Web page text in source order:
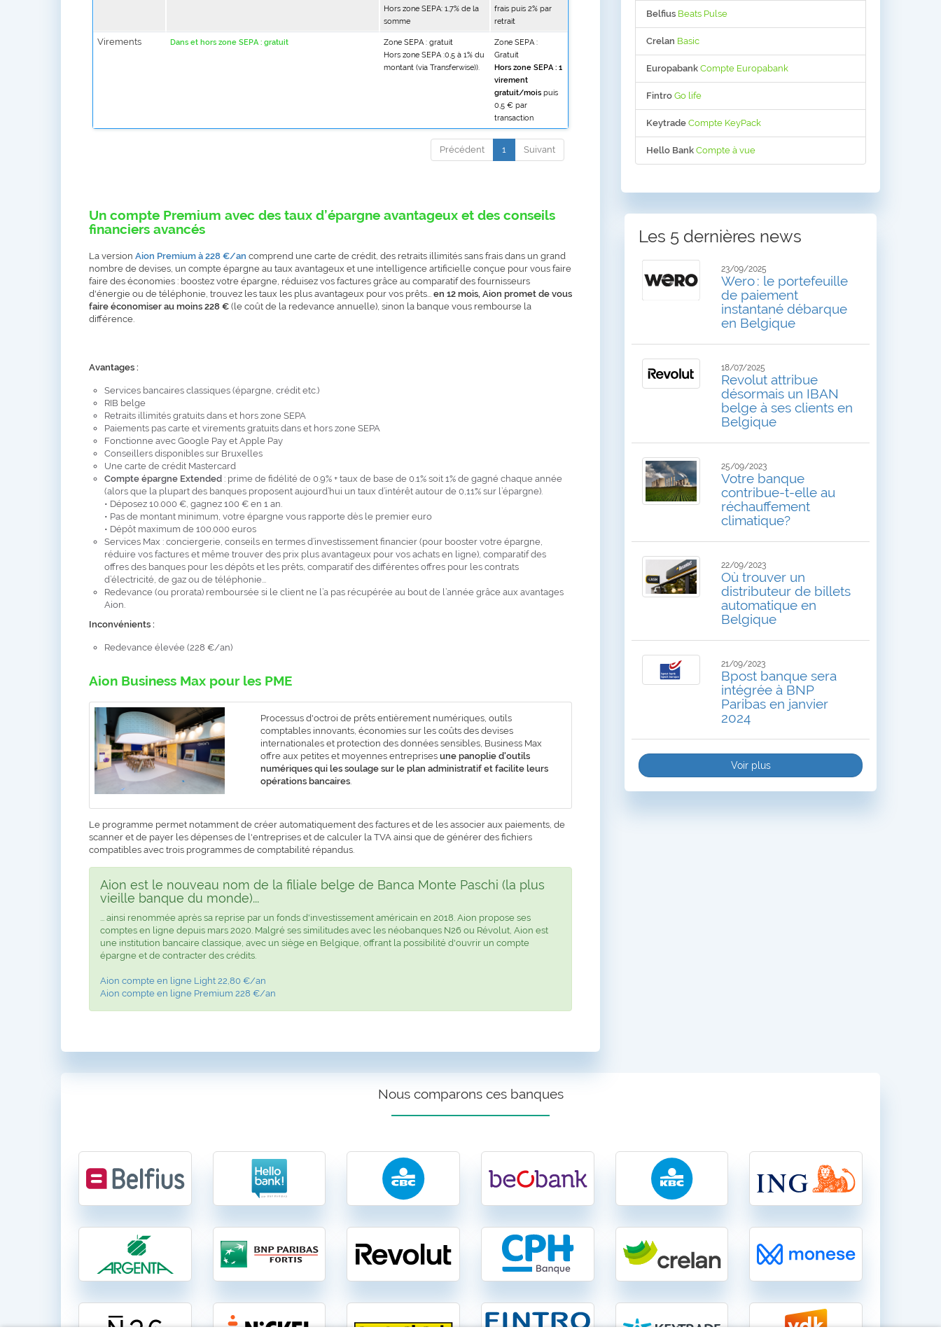
Hors zone SEPA: 1,7% de la
somme
frais puis 2% par
retrait
Virements Dans et hors zone SEPA : gratuit
Zone SEPA : gratuit
Hors zone SEPA :0,5 à 1% du
montant (via Transferwise)).
Zone SEPA :
Gratuit
Hors zone SEPA : 1
virement
gratuit/mois puis
0,5 € par
transaction
Précédent 1 Suivant
Un compte Premium avec des taux d’épargne avantageux et des conseils
financiers avancés
La version Aion Premium à 228 €/an comprend une carte de crédit, des retraits illimités sans frais dans un grand
nombre de devises, un compte épargne au taux avantageux et une intelligence artificielle conçue pour vous faire
faire des économies : boostez votre épargne, réduisez vos factures grâce au comparatif des fournisseurs
d'énergie ou de téléphonie, trouvez les taux les plus avantageux pour vos prêts... en 12 mois, Aion promet de vous
faire économiser au moins 228 € (le coût de la redevance annuelle), sinon la banque vous rembourse la
différence.
Avantages :
Services bancaires classiques (épargne, crédit etc.)
RIB belge
Retraits illimités gratuits dans et hors zone SEPA
Paiements pas carte et virements gratuits dans et hors zone SEPA
Fonctionne avec Google Pay et Apple Pay
Conseillers disponibles sur Bruxelles
Une carte de crédit Mastercard
Compte épargne Extended : prime de fidélité de 0.9% + taux de base de 0.1% soit 1% de gagné chaque année
(alors que la plupart des banques proposent aujourd’hui un taux d’intérêt autour de 0,11% sur l’épargne).
• Déposez 10.000 €, gagnez 100 € en 1 an.
• Pas de montant minimum, votre épargne vous rapporte dès le premier euro
• Dépôt maximum de 100.000 euros
Services Max : conciergerie, conseils en termes d’investissement financier (pour booster votre épargne,
réduire vos factures et même trouver des prix plus avantageux pour vos achats en ligne), comparatif des
offres des banques pour les dépôts et les prêts, comparatif des différentes offres pour les contrats
d’électricité, de gaz ou de téléphonie...
Redevance (ou prorata) remboursée si le client ne l’a pas récupérée au bout de l’année grâce aux avantages
Aion.
Inconvénients :
Redevance élevée (228 €/an)
Aion Business Max pour les PME
Processus d'octroi de prêts entièrement numériques, outils
comptables innovants, économies sur les coûts des devises
internationales et protection des données sensibles, Business Max
offre aux petites et moyennes entreprises une panoplie d'outils
numériques qui les soulage sur le plan administratif et facilite leurs
opérations bancaires.
Le programme permet notamment de créer automatiquement des factures et de les associer aux paiements, de
scanner et de payer les dépenses de l'entreprises et de calculer la TVA ainsi que de générer des fichiers
compatibles avec trois programmes de comptabilité répandus.
Aion est le nouveau nom de la filiale belge de Banca Monte Paschi (la plus
vieille banque du monde)...
... ainsi renommée après sa reprise par un fonds d'investissement américain en 2018. Aion propose ses
comptes en ligne depuis mars 2020. Malgré ses similitudes avec les néobanques N26 ou Révolut, Aion est
une institution bancaire classique, avec un siège en Belgique, offrant la possibilité d'ouvrir un compte
épargne et de contracter des crédits.
Aion compte en ligne Light 22,80 €/an
Aion compte en ligne Premium 228 €/an
Belfius Beats Pulse
Crelan Basic
Europabank Compte Europabank
Fintro Go life
Keytrade Compte KeyPack
Hello Bank Compte à vue
Les 5 dernières news
23/09/2025
Wero : le portefeuille
de paiement
instantané débarque
en Belgique
18/07/2025
Revolut attribue
désormais un IBAN
belge à ses clients en
Belgique
25/09/2023
Votre banque
contribue-t-elle au
réchauffement
climatique?
22/09/2023
Où trouver un
distributeur de billets
automatique en
Belgique
21/09/2023
Bpost banque sera
intégrée à BNP
Paribas en janvier
2024
Voir plus
Nous comparons ces banques